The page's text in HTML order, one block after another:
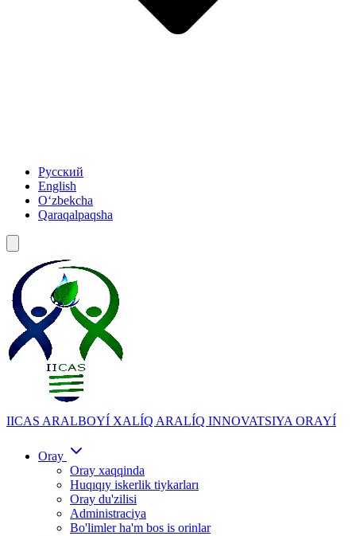
Русский
English
Oʻzbekcha
Qaraqalpaqsha
IICAS ARALBOYÍ XALÍQ ARALÍQ INNOVATSIYA ORAYÍ
Oray
Oray xaqqinda
Huqıqıy iskerlik tiykarları
Oray du'zilisi
Administraciya
Bo'limler ha'm bos is orinlar